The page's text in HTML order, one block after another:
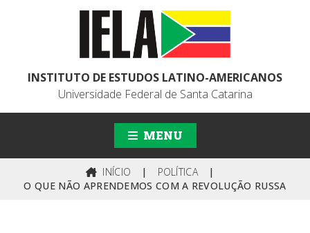
INSTITUTO DE ESTUDOS LATINO-AMERICANOS
Universidade Federal de Santa Catarina
MENU
INÍCIO | POLÍTICA
|
O QUE NÃO APRENDEMOS COM A REVOLUÇÃO RUSSA